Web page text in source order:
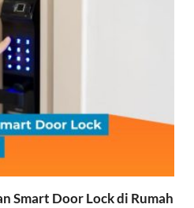
Smart Door Lock di Rumah